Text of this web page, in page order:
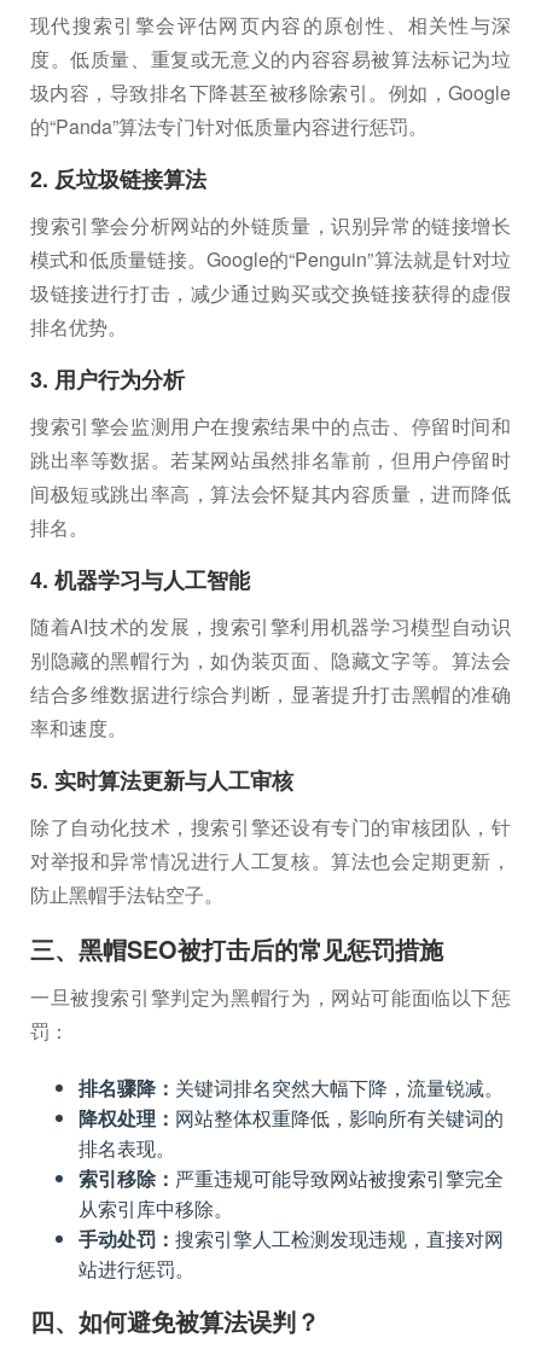
现代搜索引擎会评估网页内容的原创性、相关性与深
度。低质量、重复或无意义的内容容易被算法标记为垃
圾内容，导致排名下降甚至被移除索引。例如，Google
的“Panda”算法专门针对低质量内容进行惩罚。
2. 反垃圾链接算法
搜索引擎会分析网站的外链质量，识别异常的链接增长
模式和低质量链接。Google的“Penguin”算法就是针对垃
圾链接进行打击，减少通过购买或交换链接获得的虚假
排名优势。
3. 用户行为分析
搜索引擎会监测用户在搜索结果中的点击、停留时间和
跳出率等数据。若某网站虽然排名靠前，但用户停留时
间极短或跳出率高，算法会怀疑其内容质量，进而降低
排名。
4. 机器学习与人工智能
随着AI技术的发展，搜索引擎利用机器学习模型自动识
别隐藏的黑帽行为，如伪装页面、隐藏文字等。算法会
结合多维数据进行综合判断，显著提升打击黑帽的准确
率和速度。
5. 实时算法更新与人工审核
除了自动化技术，搜索引擎还设有专门的审核团队，针
对举报和异常情况进行人工复核。算法也会定期更新，
防止黑帽手法钻空子。
三、黑帽SEO被打击后的常见惩罚措施
一旦被搜索引擎判定为黑帽行为，网站可能面临以下惩
罚：
排名骤降： 关键词排名突然大幅下降，流量锐减。
降权处理： 网站整体权重降低，影响所有关键词的
排名表现。
索引移除： 严重违规可能导致网站被搜索引擎完全
从索引库中移除。
手动处罚： 搜索引擎人工检测发现违规，直接对网
站进行惩罚。
四、如何避免被算法误判？